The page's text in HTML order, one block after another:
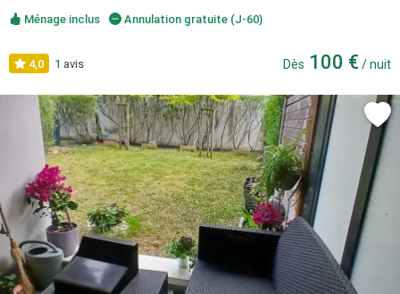
Ménage inclus Annulation gratuite (J-60)
4,0 1 avis Dès 100 € / nuit